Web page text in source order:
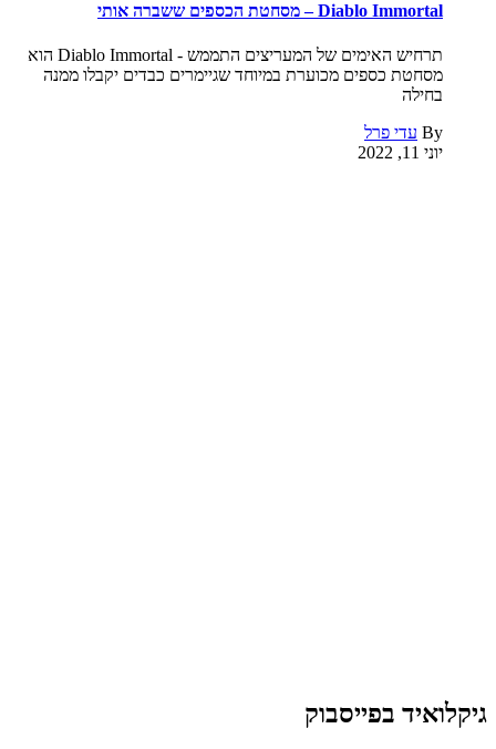
Diablo Immortal – מסחטת הכספים ששברה אותי
תרחיש האימים של המעריצים התממש - Diablo Immortal הוא
מסחטת כספים מכוערת במיוחד שגיימרים כבדים יקבלו ממנה
בחילה
By עדי פרל
יוני 11, 2022
גיקלואיד בפייסבוק